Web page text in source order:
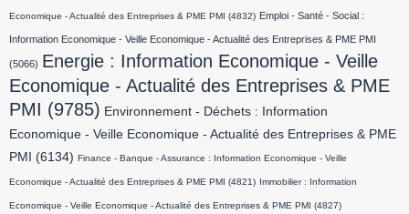
Economique - Actualité des Entreprises & PME PMI (4832) Emploi - Santé - Social :
Information Economique - Veille Economique - Actualité des Entreprises & PME PMI
(5066) Energie : Information Economique - Veille
Economique - Actualité des Entreprises & PME
PMI (9785) Environnement - Déchets : Information
Economique - Veille Economique - Actualité des Entreprises & PME
PMI
(6134) Finance - Banque - Assurance : Information Economique - Veille
Economique - Actualité des Entreprises & PME PMI (4821) Immobilier : Information
Economique - Veille Economique - Actualité des Entreprises & PME PMI (4827)